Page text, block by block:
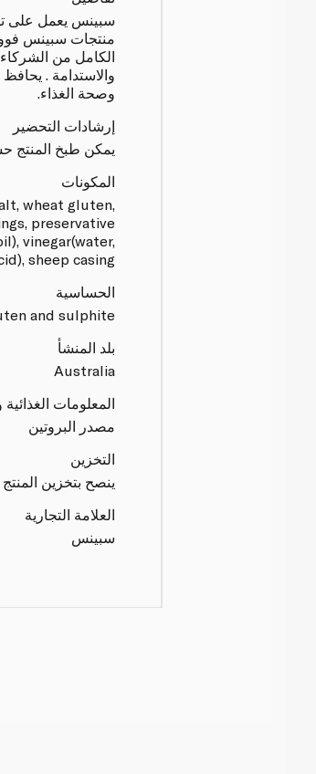
سبينس يعمل على
منتجات سبينس فوود
الكامل من الشركاء
والاستدامة .
وصحة الغذاء.
إرشادات التحضير
يمكن طبخ المنتج
المكونات
wheat gluten,
preservative
vinegar(water,
sheep casing.
الحساسية
and sulphite.
بلد المنشأ
Australia
المعلومات
مصدر البروتين
التخزين
ينصح بتخزين
العلامة التجارية
سبينس